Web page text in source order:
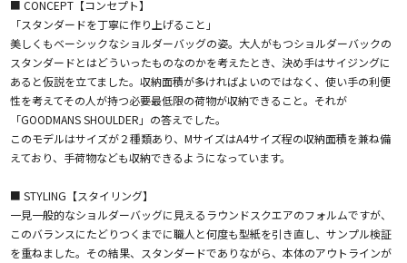
■ CONCEPT【コンセプト】
「スタンダードを丁寧に作り上げること」
美しくもベーシックなショルダーバッグの姿。大人がもつショルダーバックの
スタンダードとはどういったものなのかを考えたとき、決め手はサイジングに
あると仮説を立てました。収納面積が多ければよいのではなく、使い手の利便
性を考えてその人が持つ必要最低限の荷物が収納できること。それが
「GOODMANS SHOULDER」の答えでした。
このモデルはサイズが２種類あり、MサイズはA4サイズ程の収納面積を兼ね備
えており、手荷物なども収納できるようになっています。
■ STYLING【スタイリング】
一見一般的なショルダーバッグに見えるラウンドスクエアのフォルムですが、
このバランスにたどりつくまでに職人と何度も型紙を引き直し、サンプル検証
を重ねました。その結果、スタンダードでありながら、本体のアウトラインが